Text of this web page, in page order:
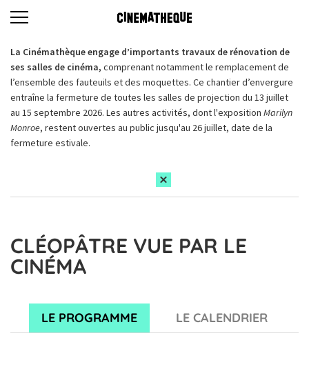
La Cinémathèque engage d’importants travaux de rénovation de
ses salles de cinéma, comprenant notamment le remplacement de
l’ensemble des fauteuils et des moquettes. Ce chantier d’envergure
entraîne la fermeture de toutes les salles de projection du 13 juillet
au 15 septembre 2026. Les autres activités, dont l'exposition Marilyn
Monroe, restent ouvertes au public jusqu'au 26 juillet, date de la
fermeture estivale.
CLÉOPÂTRE VUE PAR LE
CINÉMA
LE PROGRAMME LE CALENDRIER